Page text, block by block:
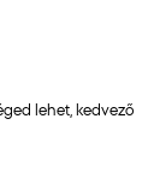
lehet, kedvező